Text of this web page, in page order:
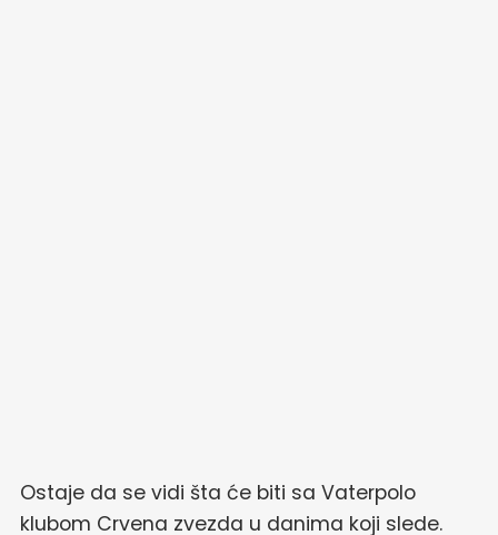
Ostaje da se vidi šta će biti sa Vaterpolo
klubom Crvena zvezda u danima koji slede.